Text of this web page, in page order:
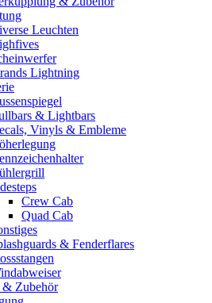
Leuchten
Lightning
& Lightbars
Vinyls & Embleme
Crew Cab
Quad Cab
& Fenderflares
& Zubehör